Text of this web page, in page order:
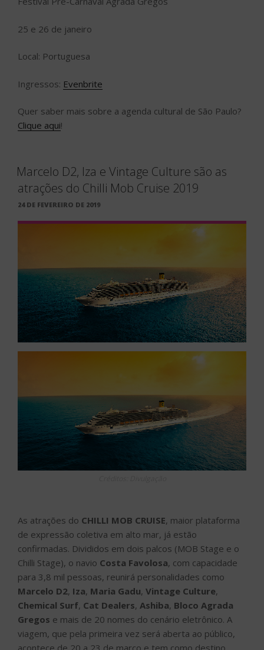
25 e 26 de janeiro
Local: Portuguesa
Ingressos: Evenbrite
Quer saber mais sobre a agenda cultural de São Paulo?
Clique aqui!
Marcelo D2, Iza e Vintage Culture são as
atrações do Chilli Mob Cruise 2019
PUBLICADO
24 DE FEVEREIRO DE 2019
As atrações do CHILLI MOB CRUISE, maior plataforma
de expressão coletiva em alto mar, já estão
confirmadas. Divididos em dois palcos (MOB Stage e o
Chilli Stage), o navio Costa Favolosa, com capacidade
para 3,8 mil pessoas, reunirá personalidades como
Marcelo D2, Iza, Maria Gadu, Vintage Culture,
Chemical Surf, Cat Dealers, Ashiba, Bloco Agrada
Gregos e mais de 20 nomes do cenário eletrônico. A
viagem, que pela primeira vez será aberta ao público,
acontece de 20 a 23 de março e tem como destino